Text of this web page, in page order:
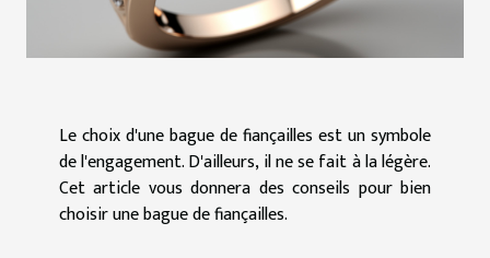
Le choix d'une bague de fiançailles est un symbole
de l'engagement. D'ailleurs, il ne se fait à la légère.
Cet article vous donnera des conseils pour bien
choisir une bague de fiançailles.